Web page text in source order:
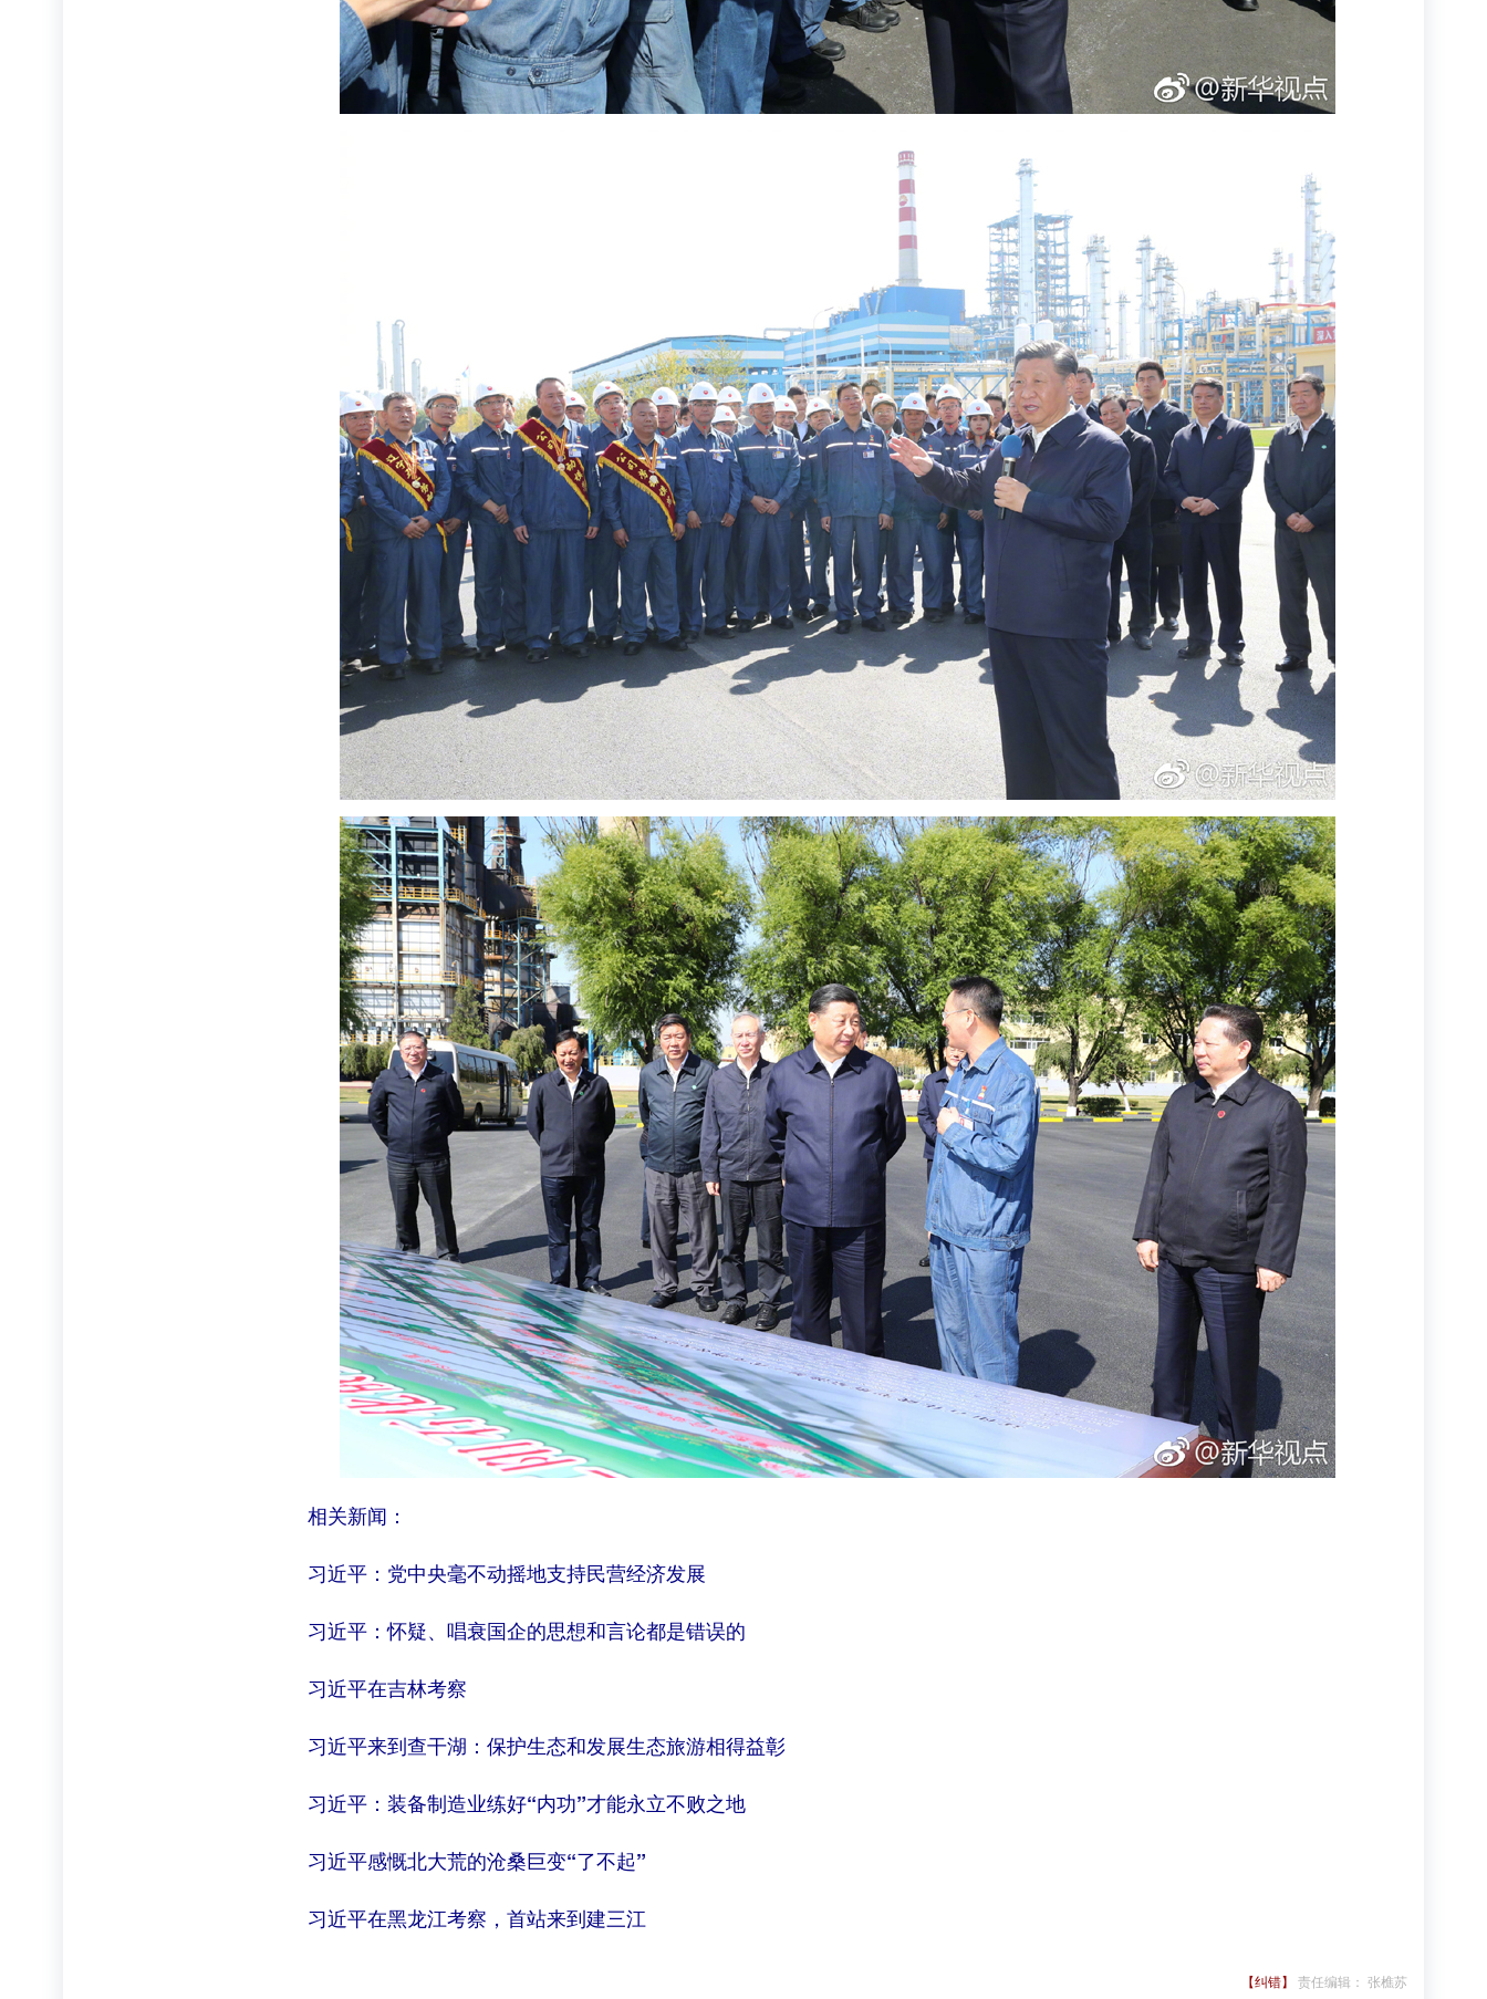
相关新闻：
习近平：党中央毫不动摇地支持民营经济发展
习近平：怀疑、唱衰国企的思想和言论都是错误的
习近平在吉林考察
习近平来到查干湖：保护生态和发展生态旅游相得益彰
习近平：装备制造业练好“内功”才能永立不败之地
习近平感慨北大荒的沧桑巨变“了不起”
习近平在黑龙江考察，首站来到建三江
【纠错】 责任编辑： 张樵苏